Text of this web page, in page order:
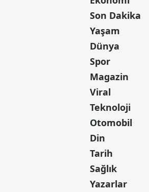
Son Dakika
Yaşam
Dünya
Spor
Magazin
Viral
Teknoloji
Otomobil
Din
Tarih
Sağlık
Yazarlar